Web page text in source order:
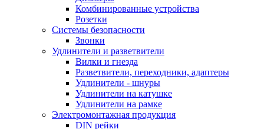
Комбинированные устройства
Розетки
Системы безопасности
Звонки
Удлинители и разветвители
Вилки и гнезда
Разветвители, переходники, адаптеры
Удлинители - шнуры
Удлинители на катушке
Удлинители на рамке
Электромонтажная продукция
DIN рейки